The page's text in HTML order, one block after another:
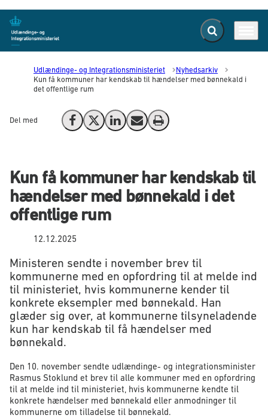
Gå til forsiden Fold søgefelt ud
Udlændinge- og Integrationsministeriet
Nyhedsarkiv
Kun få kommuner har kendskab til hændelser med bønnekald i
det offentlige rum
Del med Del på Facebook
Del på X (Twitter)
Del på LinkedIn
Send email
Print
Kun få kommuner har kendskab til
hændelser med bønnekald i det
offentlige rum
12.12.2025
Ministeren sendte i november brev til
kommunerne med en opfordring til at melde ind
til ministeriet, hvis kommunerne kender til
konkrete eksempler med bønnekald. Han
glæder sig over, at kommunerne tilsyneladende
kun har kendskab til få hændelser med
bønnekald.
Den 10. november sendte udlændinge- og integrationsminister
Rasmus Stoklund et brev til alle kommuner med en opfordring
til at melde ind til ministeriet, hvis kommunerne kendte til
konkrete hændelser med bønnekald eller anmodninger til
kommunerne om tilladelse til bønnekald.